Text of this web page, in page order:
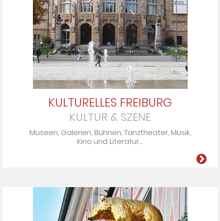
KULTURELLES FREIBURG
KULTUR & SZENE
Mu­seen, Ga­le­rien, Büh­nen, Tanz­the­ater, Mu­sik,
Ki­no und Li­te­ra­tur....